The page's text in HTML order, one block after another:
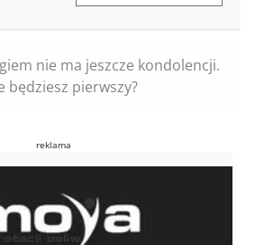
nie ma jeszcze kondolencji.
będziesz pierwszy?
reklama